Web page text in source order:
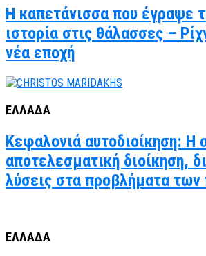
Η καπετάνισσα που έγραψε
ιστορία στις θάλασσες –
νέα εποχή
ΕΛΛΑΔΑ
Κεφαλονιά αυτοδιοίκηση: Η
αποτελεσματική διοίκηση,
λύσεις στα προβλήματα των
ΕΛΛΑΔΑ